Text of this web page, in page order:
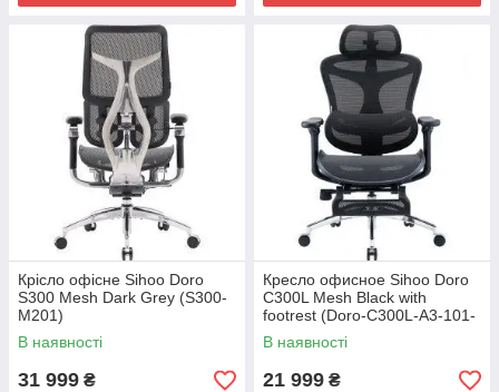
Крісло офісне Sihoo Doro
S300 Mesh Dark Grey (S300-
M201)
В наявності
31 999 ₴
Кресло офисное Sihoo Doro
C300L Mesh Black with
footrest (Doro-C300L-A3-101-
JT)
В наявності
21 999 ₴